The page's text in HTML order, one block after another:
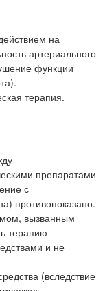
на
артериального
функции
терапия.
препаратами
с
противопоказано.
вызванным
терапию
и не
(вследствие